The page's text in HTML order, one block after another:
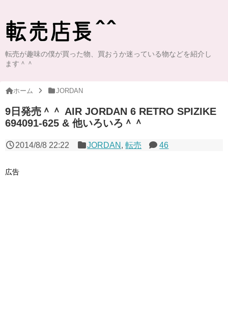
転売が趣味の僕が買った物、買おうか迷っている物などを紹介し
ます＾＾
ホーム JORDAN
9日発売＾＾ AIR JORDAN 6 RETRO SPIZIKE
694091-625 & 他いろいろ＾＾
2014/8/8 22:22 JORDAN ,転売 46
広告